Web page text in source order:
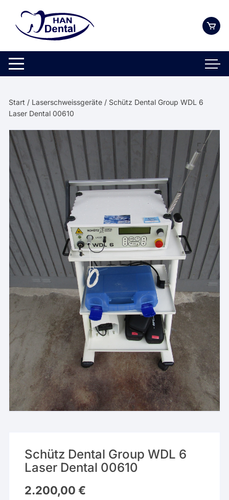
springen
Start / Laserschweissgeräte / Schütz Dental Group WDL 6
Laser Dental 00610
Schütz Dental Group WDL 6
Laser Dental 00610
2.200,00€